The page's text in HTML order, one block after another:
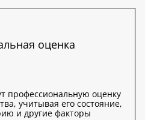
оценка
профессиональную оценку
учитывая его состояние,
и другие факторы